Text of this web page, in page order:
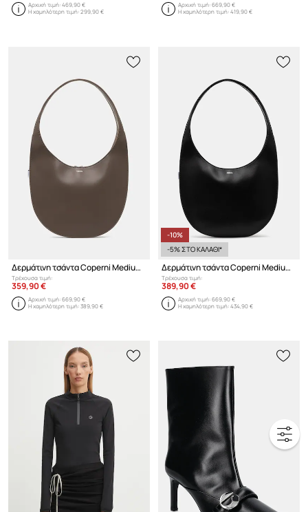
Αρχική τιμή:469,90 €
Η χαμηλότερη τιμή:299,90 €
Αρχική τιμή:669,90 €
Η χαμηλότερη τιμή:419,90 €
Δερμάτινη τσάντα Coperni Medium Soft Swipe
Τρέχουσα τιμή:
359,90 €
Αρχική τιμή:669,90 €
Η χαμηλότερη τιμή:389,90 €
-10%
-5% ΣΤΟ ΚΑΛΑΘΙ*
Δερμάτινη τσάντα Coperni Medium Soft Swipe
Τρέχουσα τιμή:
389,90 €
Αρχική τιμή:669,90 €
Η χαμηλότερη τιμή:434,90 €